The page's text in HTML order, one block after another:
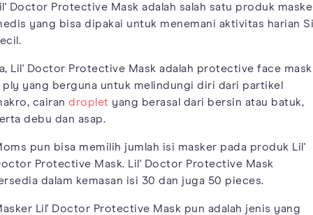
Doctor Protective Mask adalah salah satu produk
yang bisa dipakai untuk menemani aktivitas harian
Lil' Doctor Protective Mask adalah protective face mask
ply yang berguna untuk melindungi diri dari partikel
cairan droplet yang berasal dari bersin atau batuk,
debu dan asap.
pun bisa memilih jumlah isi masker pada produk Lil'
Protective Mask. Lil' Doctor Protective Mask
dalam kemasan isi 30 dan juga 50 pieces.
Lil' Doctor Protective Mask pun adalah jenis yang